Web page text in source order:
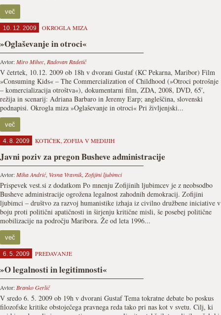
več
10. 12. 2009 OKROGLA MIZA
»Oglaševanje in otroci«
Avtor:Miro Mihec, Radovan Radetič
V četrtek, 10.12. 2009 ob 18h v dvorani Gustaf (KC Pekarna, Maribor) Film
»Consuming Kids« – The Commercialization of Childhood (»Otroci potrošnje
– komercializacija otroštva«), dokumentarni film, ZDA, 2008, DVD, 65′,
režija in scenarij: Adriana Barbaro in Jeremy Earp; angleščina, slovenski
podnapisi. Okrogla miza »Oglaševanje in otroci« Pri življenjski...
več
4. 8. 2009 KOTIČEK, ZOFIJA V MEDIJIH
Javni poziv za pregon Busheve administracije
Avtor:Miha Andrić, Vesna Vravnik, Zofijini ljubimci
Prispevek vest.si z dodatkom Po mnenju Zofijinih ljubimcev je z neobsodbo
Busheve administracije ogrožena legalnost zahodnih demokracij. Zofijini
ljubimci – društvo za razvoj humanistike izhaja iz civilno družbene iniciative v
boju proti politični apatičnosti in širjenju kritične misli, še posebej politične
mobilizacije na področju Maribora. Že od leta 1996...
več
6. 5. 2009 PREDAVANJE
»O legalnosti in legitimnosti«
Avtor: Branko Gerlič
V sredo 6. 5. 2009 ob 19h v dvorani Gustaf Tema tokratne debate bo poskus
filozofske kritike obstoječega pravnega reda tako pri nas kot v svetu. Cilj, ki